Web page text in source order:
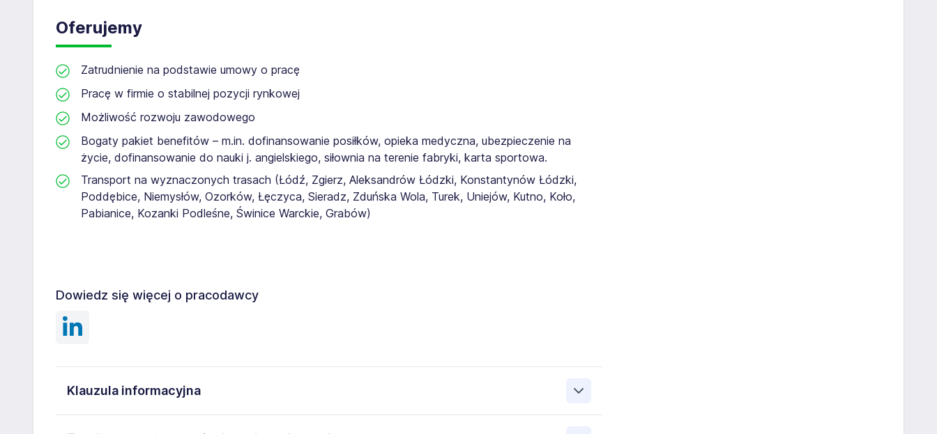
Oferujemy
Zatrudnienie na podstawie umowy o pracę
Pracę w firmie o stabilnej pozycji rynkowej
Możliwość rozwoju zawodowego
Bogaty pakiet benefitów – m.in. dofinansowanie posiłków, opieka medyczna, ubezpieczenie na
życie, dofinansowanie do nauki j. angielskiego, siłownia na terenie fabryki, karta sportowa.
Transport na wyznaczonych trasach (Łódź, Zgierz, Aleksandrów Łódzki, Konstantynów Łódzki,
Poddębice, Niemysłów, Ozorków, Łęczyca, Sieradz, Zduńska Wola, Turek, Uniejów, Kutno, Koło,
Pabianice, Kozanki Podleśne, Świnice Warckie, Grabów)
Dowiedz się więcej o pracodawcy
Klauzula informacyjna